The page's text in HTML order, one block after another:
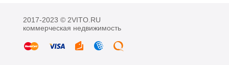
2017-2023 © 2VITO.RU
коммерческая недвижимость